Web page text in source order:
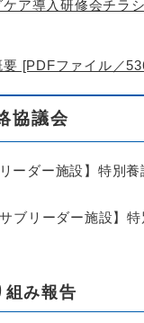
ケア導入研修会チラ
[PDFファイル／
協議会
ーダー施設】特別
施設】特別養
組み報告